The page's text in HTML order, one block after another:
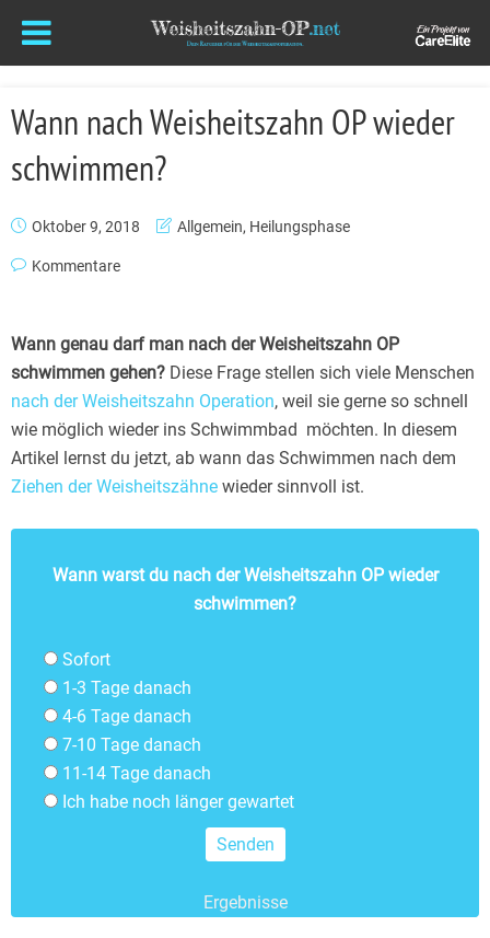
Wann nach Weisheitszahn OP wieder
schwimmen?
Oktober 9, 2018 Allgemein, Heilungsphase
Kommentare
Wann genau darf man nach der Weisheitszahn OP
schwimmen gehen? Diese Frage stellen sich viele Menschen
nach der Weisheitszahn Operation, weil sie gerne so schnell
wie möglich wieder ins Schwimmbad möchten. In diesem
Artikel lernst du jetzt, ab wann das Schwimmen nach dem
Ziehen der Weisheitszähne wieder sinnvoll ist.
Wann warst du nach der Weisheitszahn OP wieder
schwimmen?
Sofort
1-3 Tage danach
4-6 Tage danach
7-10 Tage danach
11-14 Tage danach
Ich habe noch länger gewartet
Ergebnisse